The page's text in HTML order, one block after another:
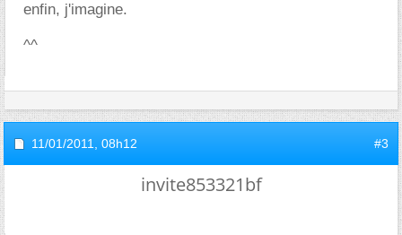
enfin, j'imagine.
^^
11/01/2011, 08h12 #3
invite853321bf